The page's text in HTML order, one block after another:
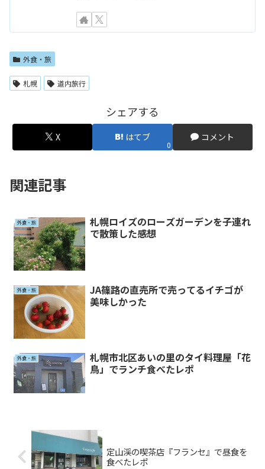
外食・旅
札幌 道内旅行
シェアする
X はてブ
0
コメント
関連記事
外食・旅
札幌ロイズのローズガーデンを子連れ
で散策した感想
外食・旅
JA篠路の直売所で売ってるイチゴが
美味しかった
外食・旅
札幌市北区あいの里のタイ料理屋「花
鳥」でランチ食べたレポ
定山渓の喫茶店『フランセ』で昼食を
食べたレポ